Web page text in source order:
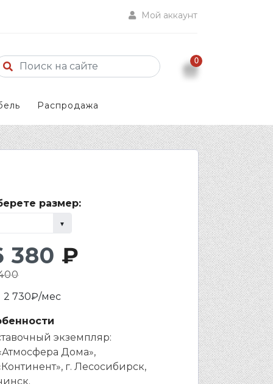
Мой аккаунт
0
Распродажа
размер:
380 ₽
2 730₽/мес
экземпляр:
Дома»,
г. Лесосибирск,